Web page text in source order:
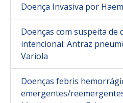
Doença Invasiva por
Doenças com suspeita de
intencional: Antraz
Varíola
Doenças febris
emergentes/